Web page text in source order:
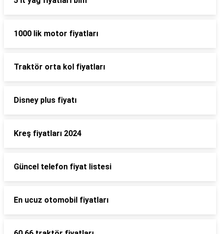
1000 lik motor fiyatları
Traktör orta kol fiyatları
Disney plus fiyatı
Kreş fiyatları 2024
Güncel telefon fiyat listesi
En ucuz otomobil fiyatları